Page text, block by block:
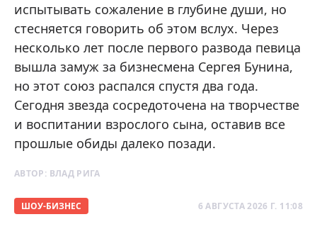
испытывать сожаление в глубине души, но
стесняется говорить об этом вслух. Через
несколько лет после первого развода певица
вышла замуж за бизнесмена Сергея Бунина,
но этот союз распался спустя два года.
Сегодня звезда сосредоточена на творчестве
и воспитании взрослого сына, оставив все
прошлые обиды далеко позади.
АВТОР: ВЛАД РИГА
ШОУ-БИЗНЕС 6 АВГУСТА 2026 Г. 11:08